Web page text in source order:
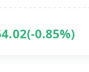
(-0.85%)